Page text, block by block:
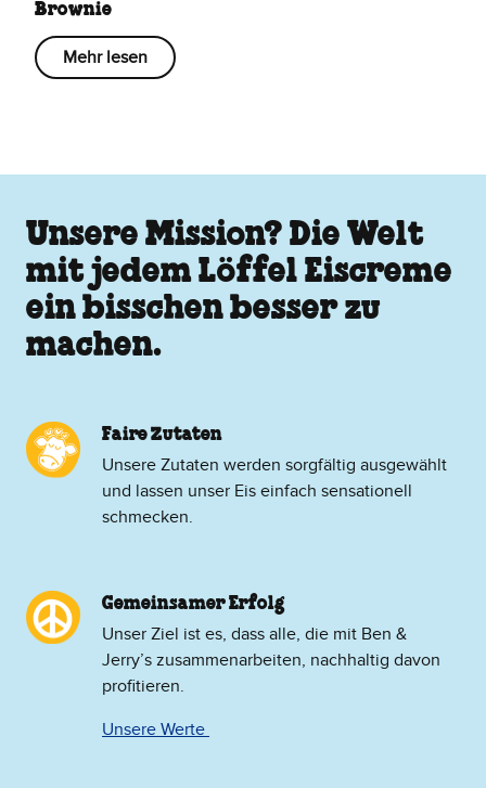
Brownie
Mehr lesen
Unsere Mission? Die Welt
mit jedem Löffel Eiscreme
ein bisschen besser zu
machen.
Faire Zutaten
Unsere Zutaten werden sorgfältig ausgewählt
und lassen unser Eis einfach sensationell
schmecken.
Gemeinsamer Erfolg
Unser Ziel ist es, dass alle, die mit Ben &
Jerry’s zusammenarbeiten, nachhaltig davon
profitieren.
Unsere Werte